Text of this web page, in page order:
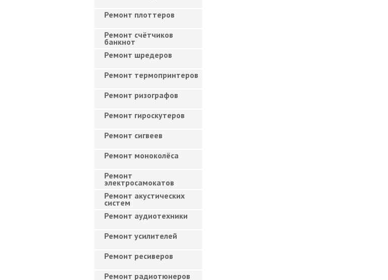
Ремонт плоттеров
Ремонт счётчиков
банкнот
Ремонт шредеров
Ремонт термопринтеров
Ремонт ризографов
Ремонт гироскутеров
Ремонт сигвеев
Ремонт моноколёса
Ремонт
электросамокатов
Ремонт акустических
систем
Ремонт аудиотехники
Ремонт усилителей
Ремонт ресиверов
Ремонт радиотюнеров